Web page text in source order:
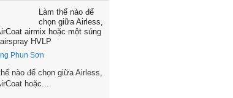
Làm thế nào để
chọn giữa Airless,
airmix hoặc một súng
HVLP
Phun Sơn
nào để chọn giữa Airless,
hoặc...